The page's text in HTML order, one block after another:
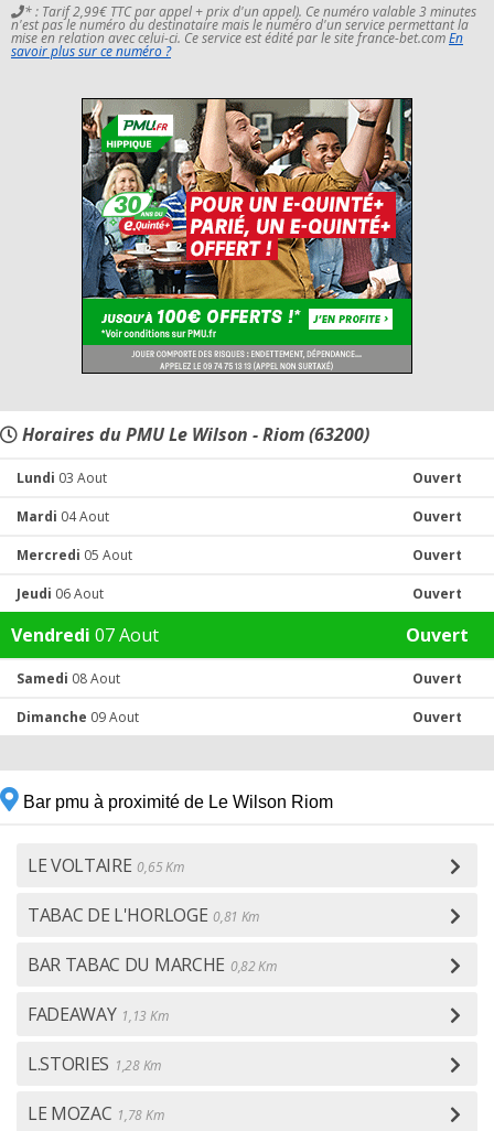
* : Tarif 2,99€ TTC par appel + prix d'un appel). Ce numéro valable 3 minutes
n'est pas le numéro du destinataire mais le numéro d'un service permettant la
mise en relation avec celui-ci. Ce service est édité par le site france-bet.comEn
savoir plus sur ce numéro ?
Horaires du PMU Le Wilson - Riom (63200)
Lundi 03 Aout Ouvert
Mardi 04 Aout Ouvert
Mercredi 05 Aout Ouvert
Jeudi 06 Aout Ouvert
Vendredi 07 Aout Ouvert
Samedi 08 Aout Ouvert
Dimanche 09 Aout Ouvert
Bar pmu à proximité de Le Wilson Riom
LE VOLTAIRE 0,65 Km
TABAC DE L'HORLOGE 0,81 Km
BAR TABAC DU MARCHE 0,82 Km
FADEAWAY 1,13 Km
L.STORIES 1,28 Km
LE MOZAC 1,78 Km